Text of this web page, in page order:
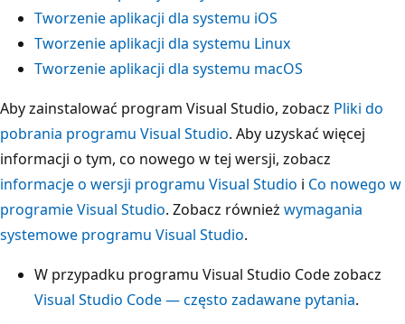
Tworzenie aplikacji dla systemu iOS
Tworzenie aplikacji dla systemu Linux
Tworzenie aplikacji dla systemu macOS
Aby zainstalować program Visual Studio, zobacz Pliki do
pobrania programu Visual Studio. Aby uzyskać więcej
informacji o tym, co nowego w tej wersji, zobacz
informacje o wersji programu Visual Studio i Co nowego w
programie Visual Studio. Zobacz również wymagania
systemowe programu Visual Studio.
W przypadku programu Visual Studio Code zobacz
Visual Studio Code — często zadawane pytania.